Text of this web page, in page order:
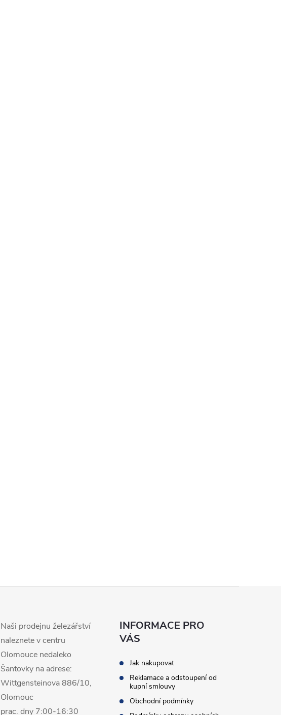
Naši prodejnu železářství
naleznete v centru
Olomouce nedaleko
Šantovky na adrese:
Wittgensteinova 886/10,
Olomouc
prac. dny 7:00-16:30
INFORMACE PRO
VÁS
Jak nakupovat
Reklamace a odstoupení od
kupní smlouvy
Obchodní podmínky